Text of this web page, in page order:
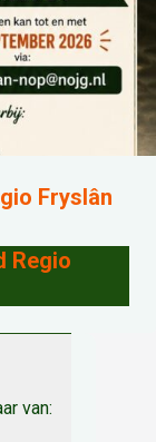
Fryslân
Regio
van: